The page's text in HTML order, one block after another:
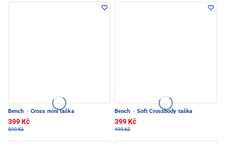
Bench · Cross mini taška
399 Kč
599 Kč
Bench · Soft Crossbody taška
399 Kč
499 Kč